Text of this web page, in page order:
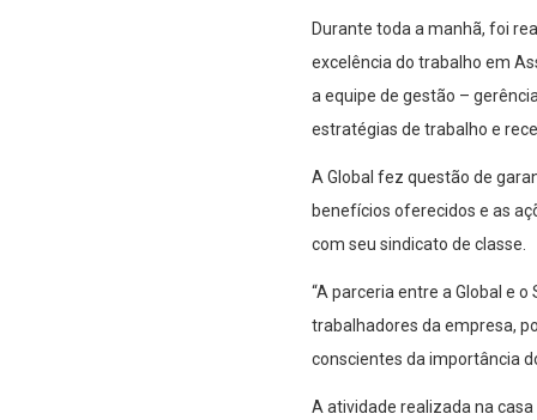
Durante toda a manhã, foi
excelência do trabalho em
a equipe de gestão –
estratégias de trabalho e
A Global fez questão de
benefícios oferecidos e as
com seu sindicato de classe.
“A parceria entre a Global e
trabalhadores da empresa,
conscientes da importância
A atividade realizada na